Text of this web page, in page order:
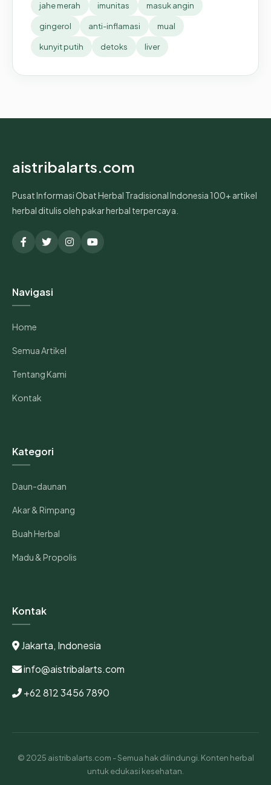
jahe merah imunitas masuk angin
gingerol anti-inflamasi mual
kunyit putih detoks liver
aistribalarts.com
Pusat Informasi Obat Herbal Tradisional Indonesia 100+ artikel
herbal ditulis oleh pakar herbal terpercaya.
Navigasi
Home
Semua Artikel
Tentang Kami
Kontak
Kategori
Daun-daunan
Akar & Rimpang
Buah Herbal
Madu & Propolis
Kontak
Jakarta, Indonesia
info@aistribalarts.com
+62 812 3456 7890
© 2025 aistribalarts.com - Semua hak dilindungi. Konten herbal
untuk edukasi kesehatan.